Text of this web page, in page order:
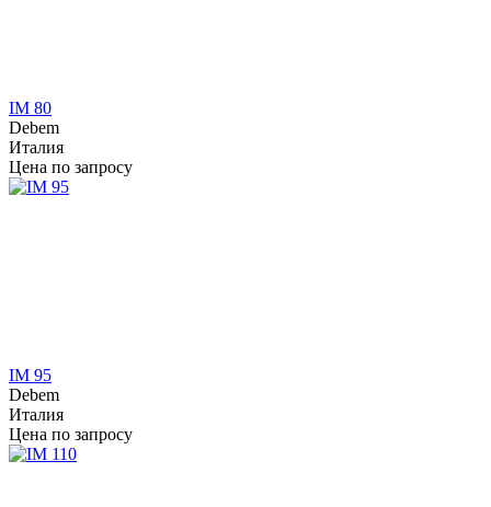
IM 80
Debem
Италия
Цена по запросу
IM 95
Debem
Италия
Цена по запросу